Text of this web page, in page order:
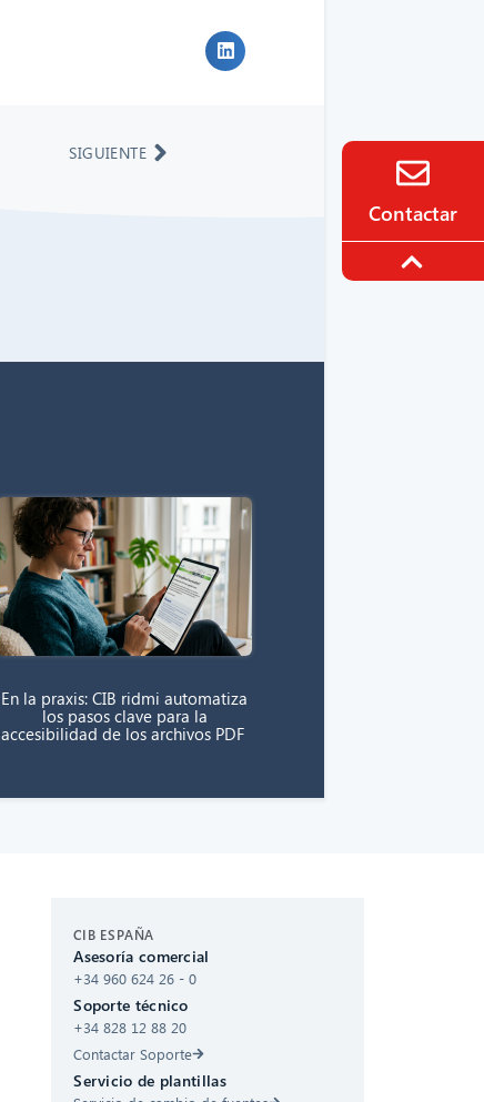
SIGUIENTE
En la praxis: CIB ridmi automatiza
los pasos clave para la
accesibilidad de los archivos PDF
CIB ESPAÑA
Asesoría comercial
+34 960 624 26 - 0
Soporte técnico
+34 828 12 88 20
Contactar Soporte
Servicio de plantillas
¡Hola! ¿Qué puedo hacer por ti?
Contactar